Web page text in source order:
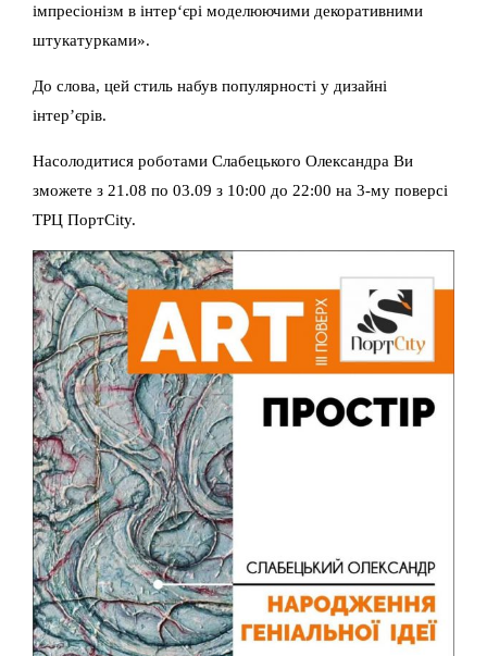
імпресіонізм в інтер‘єрі моделюючими декоративними
штукатурками».
До слова, цей стиль набув популярності у дизайні
інтер’єрів.
Насолодитися роботами Слабецького Олександра Ви
зможете з 21.08 по 03.09 з 10:00 до 22:00 на 3-му поверсі
ТРЦ ПортCity.